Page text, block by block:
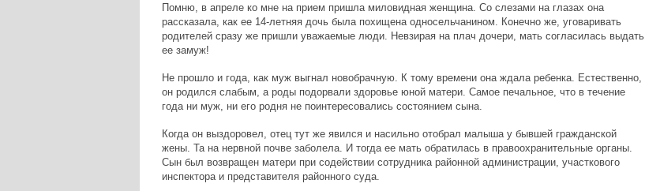
Помню, в апреле ко мне на прием пришла миловидная женщина. Со слезами на глазах она
рассказала, как ее 14-летняя дочь была похищена односельчанином. Конечно же, уговаривать
родителей сразу же пришли уважаемые люди. Невзирая на плач дочери, мать согласилась выдать
ее замуж!
Не прошло и года, как муж выгнал новобрачную. К тому времени она ждала ребенка. Естественно,
он родился слабым, а роды подорвали здоровье юной матери. Самое печальное, что в течение
года ни муж, ни его родня не поинтересовались состоянием сына.
Когда он выздоровел, отец тут же явился и насильно отобрал малыша у бывшей гражданской
жены. Та на нервной почве заболела. И тогда ее мать обратилась в правоохранительные органы.
Сын был возвращен матери при содействии сотрудника районной администрации, участкового
инспектора и представителя районного суда.